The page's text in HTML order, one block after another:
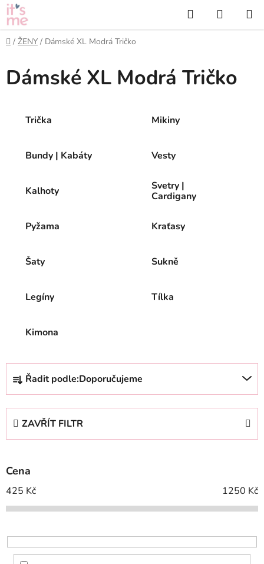
Přejít
na
obsah
Hledat
KOŠÍK
Domů
/ ŽENY / Dámské XL Modrá Tričko
Dámské XL Modrá Tričko
Trička Mikiny
Bundy | Kabáty Vesty
Kalhoty
Svetry |
Cardigany
Pyžama Kraťasy
Šaty Sukně
Legíny Tílka
Kimona
Ř
z
p
r
o
d
k
t
Řadit podle:Doporučujeme
ZAVŘÍT FILTR
Cena
425 Kč 1250 Kč